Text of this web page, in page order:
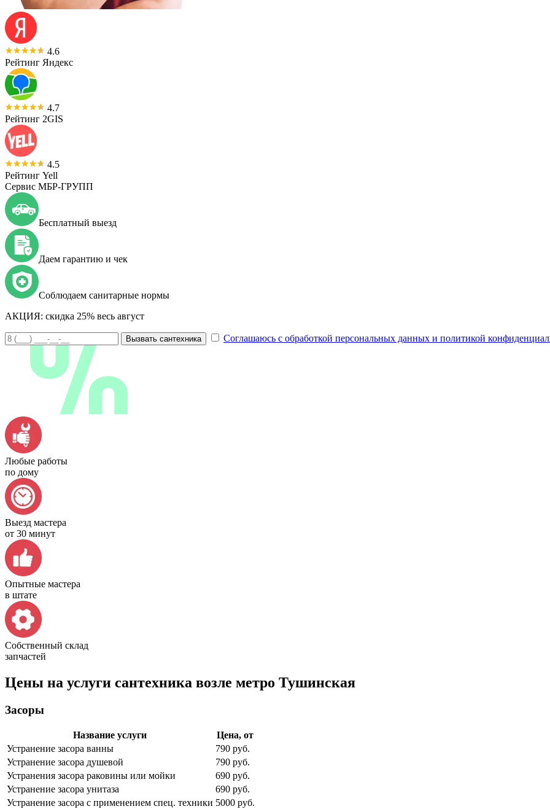
4.6
Рейтинг Яндекс
4.7
Рейтинг 2GIS
4.5
Рейтинг Yell
Сервис МБР-ГРУПП
Бесплатный выезд
Даем гарантию и чек
Соблюдаем санитарные нормы
АКЦИЯ: скидка 25% весь август
Вызвать сантехника Соглашаюсь с обработкой персональных данных и политикой
Любые работы
по дому
Выезд мастера
от 30 минут
Опытные мастера
в штате
Собственный склад
запчастей
Цены на услуги сантехника возле метро Тушинская
Засоры
Название услуги
Цена, от
Устранение засора ванны
790 руб.
Устранение засора душевой
790 руб.
Устранения засора раковины или мойки
690 руб.
Устранение засора унитаза
690 руб.
Устранение засора с применением спец. техники 5000 руб.